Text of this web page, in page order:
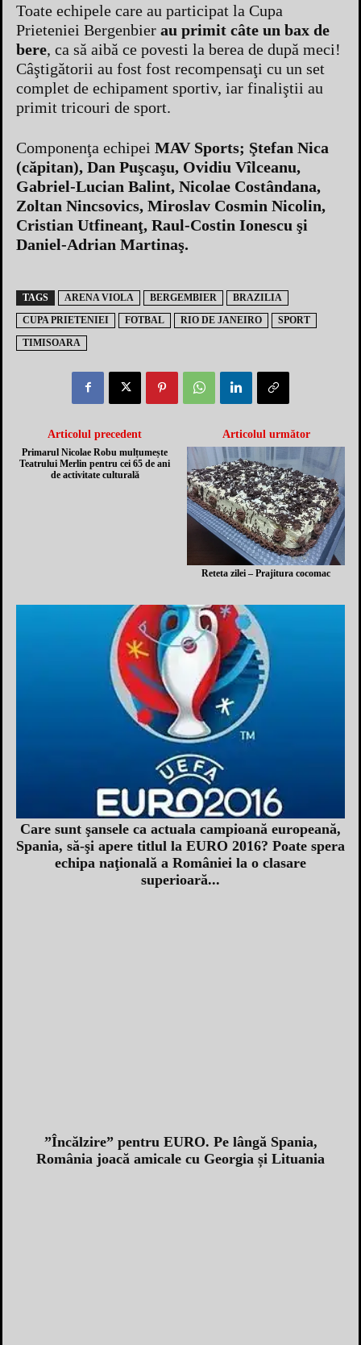
Toate echipele care au participat la Cupa
Prieteniei Bergenbier au primit câte un bax de
bere, ca să aibă ce povesti la berea de după meci!
Câştigătorii au fost fost recompensaţi cu un set
complet de echipament sportiv, iar finaliştii au
primit tricouri de sport.
Componenţa echipei MAV Sports; Ştefan Nica
(căpitan), Dan Puşcaşu, Ovidiu Vîlceanu,
Gabriel-Lucian Balint, Nicolae Costândana,
Zoltan Nincsovics, Miroslav Cosmin Nicolin,
Cristian Utfineanţ, Raul-Costin Ionescu şi
Daniel-Adrian Martinaş.
TAGS ARENA VIOLA BERGEMBIER
BRAZILIA
CUPA PRIETENIEI
FOTBAL RIO DE JANEIRO
SPORT
TIMISOARA
Articolul precedent
Primarul Nicolae Robu mulțumește
Teatrului Merlin pentru cei 65 de ani
de activitate culturală
Articolul următor
Reteta zilei – Prajitura cocomac
Care sunt şansele ca actuala campioană europeană,
Spania, să-şi apere titlul la EURO 2016? Poate spera
echipa naţională a României la o clasare
superioară...
”Încălzire” pentru EURO. Pe lângă Spania,
România joacă amicale cu Georgia și Lituania